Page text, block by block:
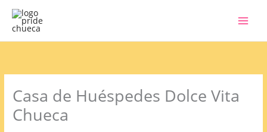
contenido
Casa de Huéspedes Dolce Vita
Chueca